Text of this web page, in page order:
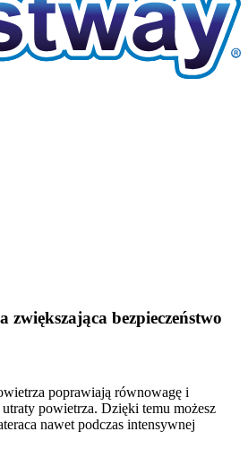
bezpieczeństwo
poprawiają równowagę i
powietrza. Dzięki temu możesz
nawet podczas intensywnej